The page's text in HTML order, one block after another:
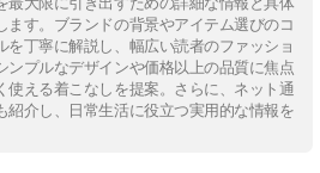
ます。ブランドの背景やアイテム選びのコ
を丁寧に解説し、幅広い読者のファッショ
ンプルなデザインや価格以上の品質に焦点
使える着こなしを提案。さらに、ネット通
紹介し、日常生活に役立つ実用的な情報を